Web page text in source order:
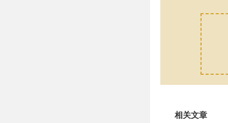
相关文章